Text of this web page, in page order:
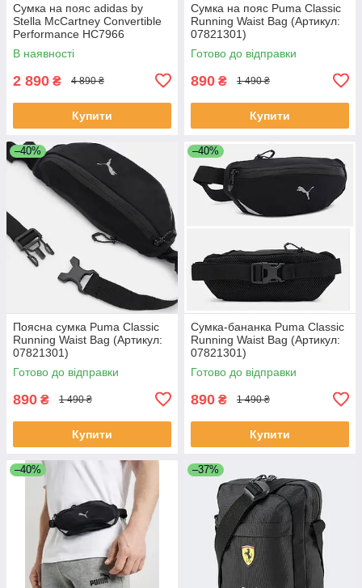
Сумка на пояс adidas by
Stella McCartney Convertible
Performance HC7966
В наявності
2 890 ₴ 4 890 ₴
Купити
Сумка на пояс Puma Classic
Running Waist Bag (Артикул:
07821301)
Готово до відправки
890 ₴ 1 490 ₴
Купити
–40%
Поясна сумка Puma Classic
Running Waist Bag (Артикул:
07821301)
Готово до відправки
890 ₴ 1 490 ₴
Купити
–40%
Сумка-бананка Puma Classic
Running Waist Bag (Артикул:
07821301)
Готово до відправки
890 ₴ 1 490 ₴
Купити
–40% –37%